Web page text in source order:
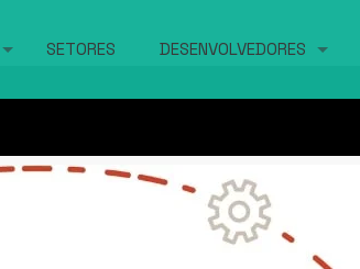
SETORES DESENVOLVEDORES